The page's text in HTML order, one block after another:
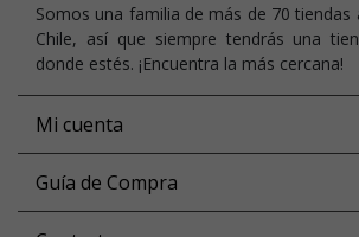
Somos una familia de más de 70
Chile, así que siempre tendrás una
donde estés. ¡Encuentra la más cercana!
Mi cuenta
Guía de Compra